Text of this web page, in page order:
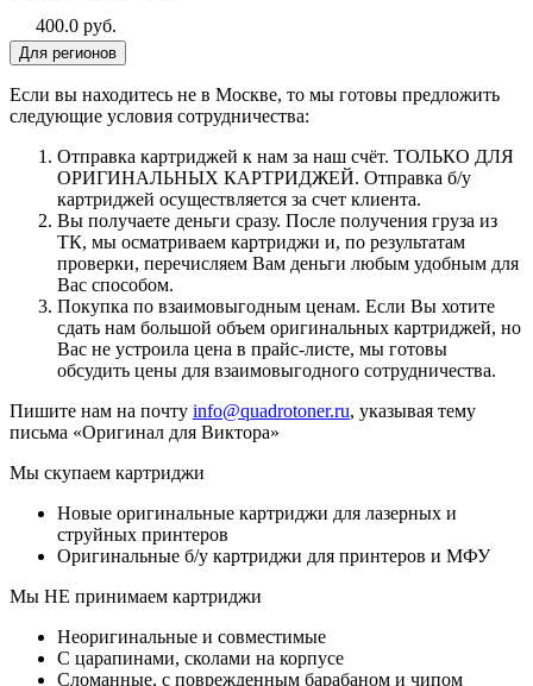
400.0 руб.
Для регионов
Если вы находитесь не в Москве, то мы готовы предложить
следующие условия сотрудничества:
Отправка картриджей к нам за наш счёт. ТОЛЬКО ДЛЯ
ОРИГИНАЛЬНЫХ КАРТРИДЖЕЙ. Отправка б/у
картриджей осуществляется за счет клиента.
Вы получаете деньги сразу. После получения груза из
ТК, мы осматриваем картриджи и, по результатам
проверки, перечисляем Вам деньги любым удобным для
Вас способом.
Покупка по взаимовыгодным ценам. Если Вы хотите
сдать нам большой объем оригинальных картриджей, но
Вас не устроила цена в прайс-листе, мы готовы
обсудить цены для взаимовыгодного сотрудничества.
Пишите нам на почту info@quadrotoner.ru, указывая тему
письма «Оригинал для Виктора»
Мы скупаем картриджи
Новые оригинальные картриджи для лазерных и
струйных принтеров
Оригинальные б/у картриджи для принтеров и МФУ
Мы НЕ принимаем картриджи
Неоригинальные и совместимые
С царапинами, сколами на корпусе
Сломанные, с поврежденным барабаном и чипом